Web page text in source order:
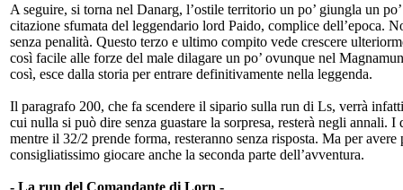
A seguire, si torna nel Danarg, l’ostile territorio un po’ giungla un
citazione sfumata del leggendario lord Paido, complice dell’epoca.
senza penalità. Questo terzo e ultimo compito vede crescere
così facile alle forze del male dilagare un po’ ovunque nel
così, esce dalla storia per entrare definitivamente nella leggenda.
Il paragrafo 200, che fa scendere il sipario sulla run di Ls, verrà
cui nulla si può dire senza guastare la sorpresa, resterà negli annali.
mentre il 32/2 prende forma, resteranno senza risposta. Ma per
consigliatissimo giocare anche la seconda parte dell’avventura.
- La run del Comandante di Lorn -